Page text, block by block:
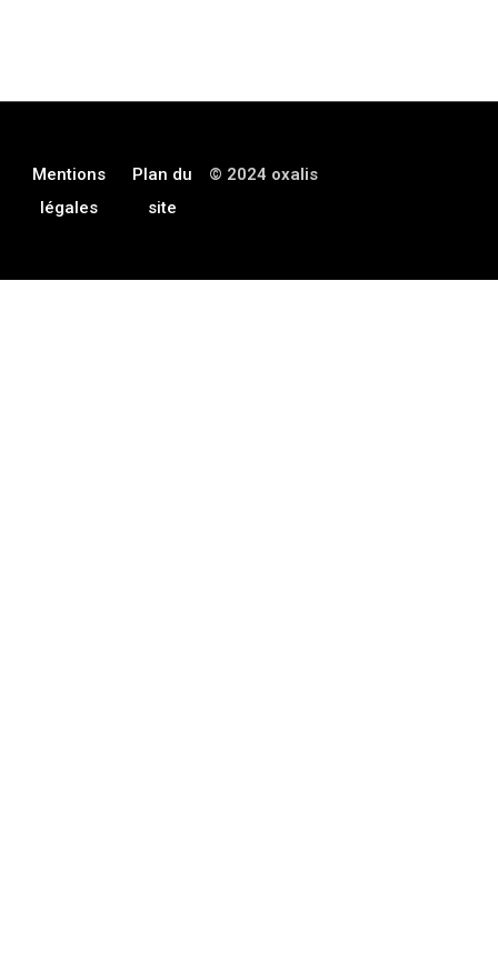
Mentions
légales
Plan du
site
© 2024 oxalis